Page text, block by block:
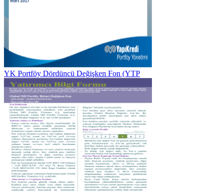
YK Portföy Dördüncü Değişken Fon (YTP